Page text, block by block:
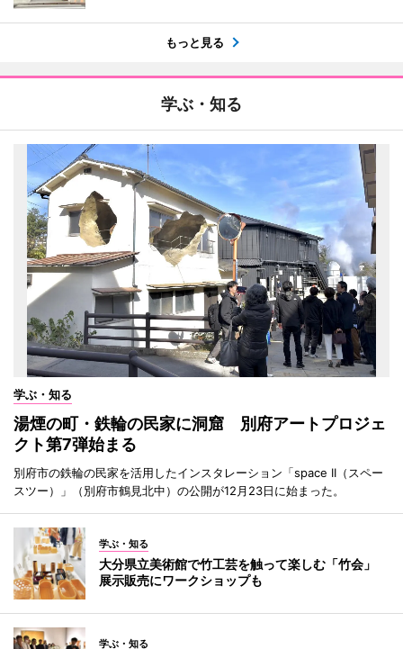
もっと見る
学ぶ・知る
学ぶ・知る
湯煙の町・鉄輪の民家に洞窟 別府アートプロジェ
クト第7弾始まる
別府市の鉄輪の民家を活用したインスタレーション「space II（スペー
スツー）」（別府市鶴見北中）の公開が12月23日に始まった。
学ぶ・知る
大分県立美術館で竹工芸を触って楽しむ「竹会」
展示販売にワークショップも
学ぶ・知る